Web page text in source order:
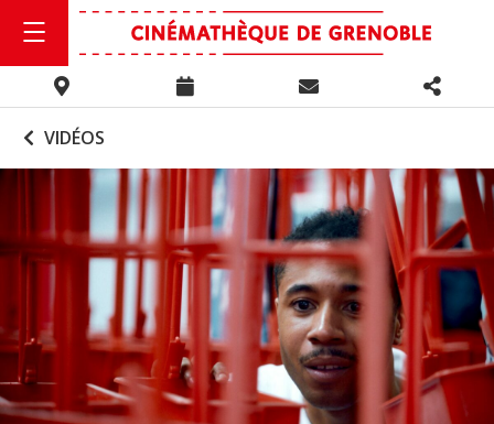
VIDÉOS